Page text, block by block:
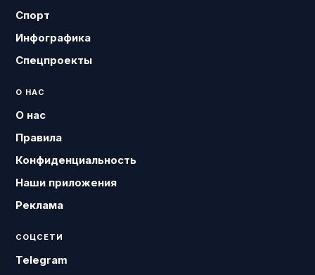
Спорт
Инфографика
Спецпроекты
О НАС
О нас
Правила
Конфиденциальность
Наши приложения
Реклама
СОЦСЕТИ
Telegram